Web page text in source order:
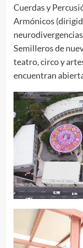
Cuerdas y
Armónicos
Semilleros de
teatro, circo y
encuentran